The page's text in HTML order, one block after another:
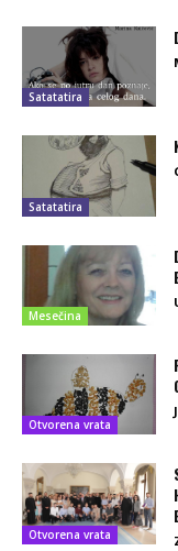
Satatatira
Satatatira
Mesečina
Otvorena vrata
Otvorena vrata